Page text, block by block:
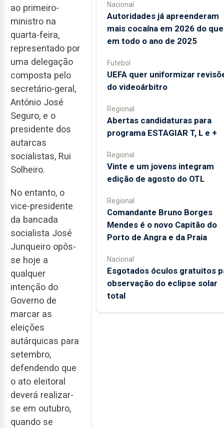
ao primeiro-
ministro na
quarta-feira,
representado por
uma delegação
composta pelo
secretário-geral,
António José
Seguro, e o
presidente dos
autarcas
socialistas, Rui
Solheiro.
No entanto, o
vice-presidente
da bancada
socialista José
Junqueiro opôs-
se hoje a
qualquer
intenção do
Governo de
marcar as
eleições
autárquicas para
setembro,
defendendo que
o ato eleitoral
deverá realizar-
se em outubro,
quando se
Nacional
Autoridades já apreenderam
mais cocaína em 2026 do que
em todo o ano de 2025
Futebol
UEFA quer uniformizar
do videoárbitro
Regional
Abertas candidaturas para
programa ESTAGIAR T, L e +
Regional
Vinte e um jovens integram
edição de agosto do OTL
Regional
Comandante Bruno Borges
Mendes é o novo Capitão do
Porto de Angra e da Praia
Nacional
Esgotados óculos gratuitos
observação do eclipse solar
total